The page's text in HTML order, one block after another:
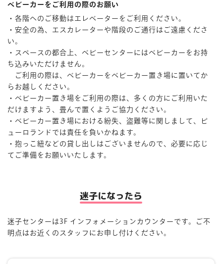
ベビーカーをご利用の際のお願い
・各階へのご移動はエレベーターをご利用ください。
・安全の為、エスカレーターや階段のご通行はご遠慮くださ
い。
・スペースの都合上、ベビーセンターにはベビーカーをお持
ち込みいただけません。
ご利用の際は、ベビーカーをベビーカー置き場に置いてか
らお越しください。
・ベビーカー置き場をご利用の際は、多くの方にご利用いた
だけますよう、畳んで置くようご協力ください。
・ベビーカー置き場における紛失、盗難等に関しまして、ピ
ューロランドでは責任を負いかねます。
・抱っこ紐などの貸し出しはございませんので、必要に応じ
てご準備をお願いいたします。
迷子になったら
迷子センターは3F インフォメーションカウンターです。ご不
明点はお近くのスタッフにお申し付けください。